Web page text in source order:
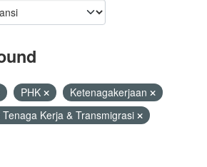
PHK
Ketenagakerjaan
Tenaga Kerja & Transmigrasi